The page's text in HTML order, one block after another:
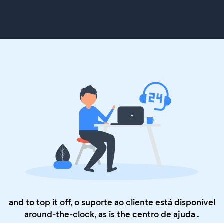
and to top it off, o suporte ao cliente está disponível
around-the-clock, as is thecentro de ajuda .